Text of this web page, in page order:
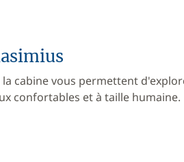
cabine vous permettent
confortables et à taille humaine.